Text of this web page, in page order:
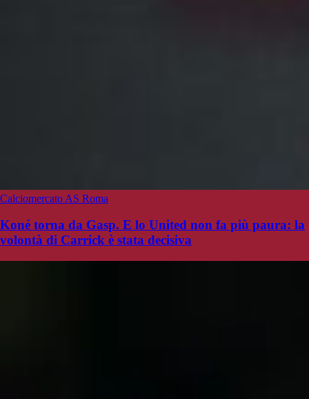
Calciomercato AS Roma
Koné torna da Gasp. E lo United non fa più paura: la
volontà di Carrick è stata decisiva